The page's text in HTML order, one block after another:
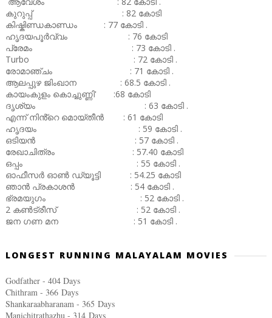
കുറുപ്പ് : 82 കോടി
കിഷ്കിണ്ഡകാണ്ഡം : 77 കോടി .
ഹൃദയപൂർവ്വം : 76 കോടി
പ്രേമം : 73 കോടി .
Turbo : 72 കോടി .
രോമാഞ്ചം : 71 കോടി .
ആലപ്പുഴ ജിംഖാന : 68.5 കോടി .
കായംകുളം കൊച്ചുണ്ണി' :68 കോടി
ദൃശ്യം : 63 കോടി .
എന്ന് നിൻ്റെ മൊയ്തീൻ : 61 കോടി
ഹൃദയം : 59 കോടി .
ഒടിയൻ : 57 കോടി .
രേഖാചിത്രം : 57.40 കോടി
ഒപ്പം : 55 കോടി .
ഓഫീസർ ഓൺ ഡ്യൂട്ടി : 54.25 കോടി
ഞാൻ പ്രകാശൻ : 54 കോടി .
ഭ്രമയുഗം : 52 കോടി .
2 കൺട്രീസ് : 52 കോടി .
ജന ഗണ മന : 51 കോടി .
LONGEST RUNNING MALAYALAM MOVIES
Godfather - 404 Days
Chithram - 366 Days
Shankaraabharanam - 365 Days
Manichitrathazhu - 314 Days